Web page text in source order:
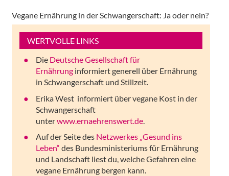
Vegane Ernährung in der Schwangerschaft: Ja oder nein?
WERTVOLLE LINKS
Die Deutsche Gesellschaft für
Ernährunginformiert generell über Ernährung
in Schwangerschaft und Stillzeit.
Erika West informiert über vegane Kost in der
Schwangerschaft
unterwww.ernaehrenswert.de.
Auf der Seite des Netzwerkes „Gesund ins
Leben“ des Bundesministeriums für Ernährung
und Landschaft liest du, welche Gefahren eine
vegane Ernährung bergen kann.